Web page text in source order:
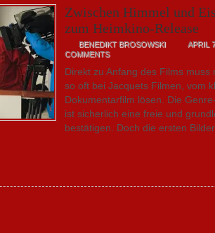
Zwischen Himmel und
zum Heimkino-Release
BENEDIKT BROSOWSKI APRIL
COMMENTS
Direkt zu Anfang des Films muss
so oft bei Jacquets Filmen, vom
Dokumentarfilm lösen. Die
ist sicherlich eine freie und
bestätigen. Doch die ersten